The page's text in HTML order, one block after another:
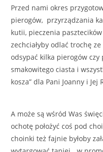
Przed nami okres
pierogów, przyrządzania
kutii, pieczenia
zechciałyby odlać trochę
odsypać kilka pierogów czy
smakowitego ciasta i
kosza” dla Pani Joanny i Jej
A może są wśród Was
ochotę położyć coś pod
choinki też fajnie byłoby